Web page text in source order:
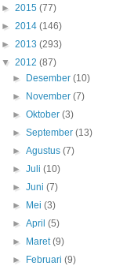
► 2015 (77)
► 2014 (146)
► 2013 (293)
▼ 2012 (87)
► Desember(10)
► November(7)
►Oktober(3)
►September(13)
►Agustus(7)
►Juli(10)
►Juni(7)
► Mei(3)
►April(5)
► Maret(9)
► Februari(9)